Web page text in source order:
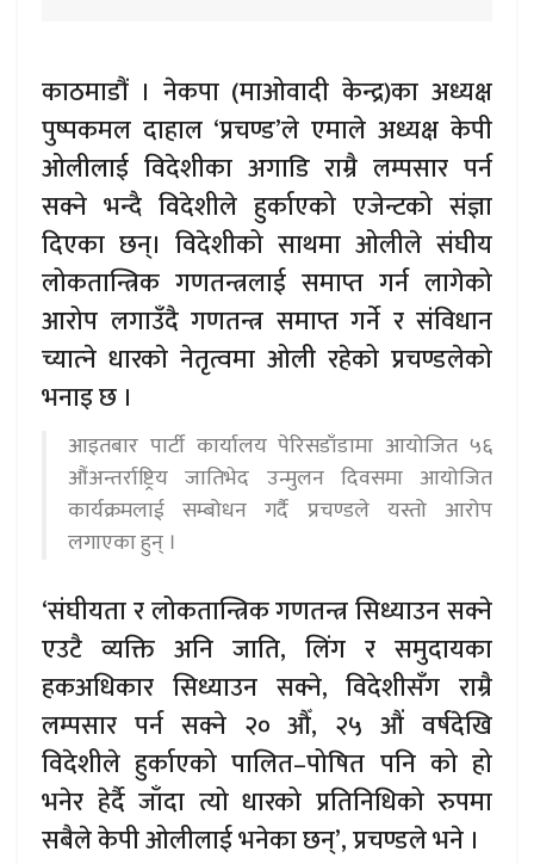
काठमाडौं । नेकपा (माओवादी केन्द्र)का अध्यक्ष
पुष्पकमल दाहाल ‘प्रचण्ड’ले एमाले अध्यक्ष केपी
ओलीलाई विदेशीका अगाडि राम्रै लम्पसार पर्न
सक्ने भन्दै विदेशीले हुर्काएको एजेन्टको संज्ञा
दिएका छन्। विदेशीको साथमा ओलीले संघीय
लोकतान्त्रिक गणतन्त्रलाई समाप्त गर्न लागेको
आरोप लगाउँदै गणतन्त्र समाप्त गर्ने र संविधान
च्यात्‍ने धारकाे नेतृत्वमा ओली रहेको प्रचण्डलेको
भनाइ छ ।
आइतबार पार्टी कार्यालय पेरिसडाँडामा आयोजित ५६
औंअन्तर्राष्ट्रिय जातिभेद उन्मुलन दिवसमा आयोजित
कार्यक्रमलाई सम्बोधन गर्दै प्रचण्डले यस्तो आरोप
लगाएका हुन् ।
‘संघीयता र लोकतान्त्रिक गणतन्त्र सिध्याउन सक्ने
एउटै व्यक्ति अनि जाति, लिंग र समुदायका
हकअधिकार सिध्याउन सक्ने, विदेशीसँग राम्रै
लम्पसार पर्न सक्ने २० औँ, २५ औं वर्षदेखि
विदेशीले हुर्काएको पालित–पोषित पनि को हो
भनेर हेर्दै जाँदा त्यो धारको प्रतिनिधिको रुपमा
सबैले केपी ओलीलाई भनेका छन्’, प्रचण्डले भने ।